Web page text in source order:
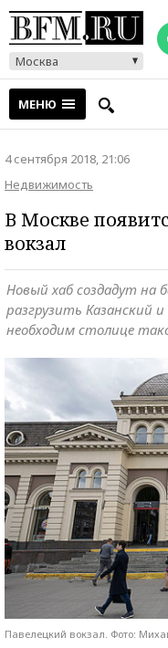
Москва
МЕНЮ
4 сентября 2018, 21:06
Недвижимость
В Москве
вокзал
Новый хаб создадут на
разгрузить Казанский
необходим столице
Павелецкий вокзал. Фото: